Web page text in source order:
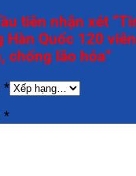
tiên nhận xét
Hàn Quốc 120
chống lão hóa”
*
*